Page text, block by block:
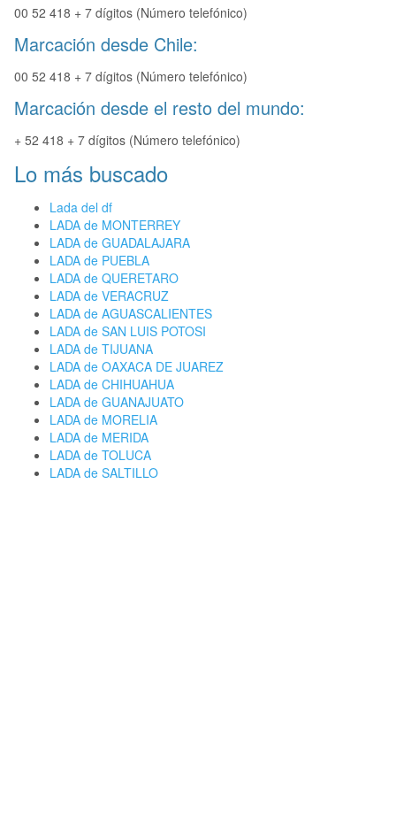
00 52 418 + 7 dígitos (Número telefónico)
Marcación desde Chile:
00 52 418 + 7 dígitos (Número telefónico)
Marcación desde el resto del mundo:
+ 52 418 + 7 dígitos (Número telefónico)
Lo más buscado
Lada del df
LADA de MONTERREY
LADA de GUADALAJARA
LADA de PUEBLA
LADA de QUERETARO
LADA de VERACRUZ
LADA de AGUASCALIENTES
LADA de SAN LUIS POTOSI
LADA de TIJUANA
LADA de OAXACA DE JUAREZ
LADA de CHIHUAHUA
LADA de GUANAJUATO
LADA de MORELIA
LADA de MERIDA
LADA de TOLUCA
LADA de SALTILLO